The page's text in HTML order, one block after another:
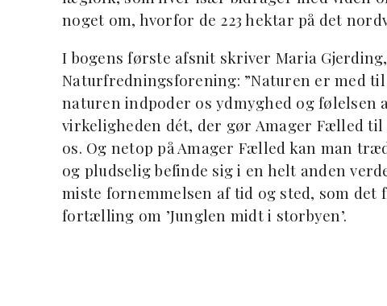
noget om, hvorfor de 223 hektar på det
I bogens første afsnit skriver Maria
Naturfredningsforening: ”Naturen er med
naturen indpoder os ydmyghed og følelsen
virkeligheden dét, der gør Amager Fælled
os. Og netop på Amager Fælled kan man
og pludselig befinde sig i en helt anden
miste fornemmelsen af tid og sted, som
fortælling om ’Junglen midt i storbyen’.